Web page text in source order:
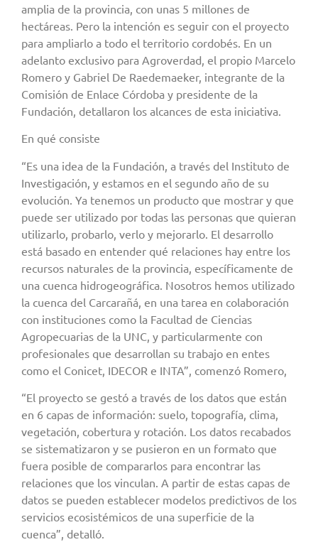
amplia de la provincia, con unas 5 millones de
hectáreas. Pero la intención es seguir con el proyecto
para ampliarlo a todo el territorio cordobés. En un
adelanto exclusivo para Agroverdad, el propio Marcelo
Romero y Gabriel De Raedemaeker, integrante de la
Comisión de Enlace Córdoba y presidente de la
Fundación, detallaron los alcances de esta iniciativa.
En qué consiste
“Es una idea de la Fundación, a través del Instituto de
Investigación, y estamos en el segundo año de su
evolución. Ya tenemos un producto que mostrar y que
puede ser utilizado por todas las personas que quieran
utilizarlo, probarlo, verlo y mejorarlo. El desarrollo
está basado en entender qué relaciones hay entre los
recursos naturales de la provincia, específicamente de
una cuenca hidrogeográfica. Nosotros hemos utilizado
la cuenca del Carcarañá, en una tarea en colaboración
con instituciones como la Facultad de Ciencias
Agropecuarias de la UNC, y particularmente con
profesionales que desarrollan su trabajo en entes
como el Conicet, IDECOR e INTA”, comenzó Romero,
“El proyecto se gestó a través de los datos que están
en 6 capas de información: suelo, topografía, clima,
vegetación, cobertura y rotación. Los datos recabados
se sistematizaron y se pusieron en un formato que
fuera posible de compararlos para encontrar las
relaciones que los vinculan. A partir de estas capas de
datos se pueden establecer modelos predictivos de los
servicios ecosistémicos de una superficie de la
cuenca”, detalló.